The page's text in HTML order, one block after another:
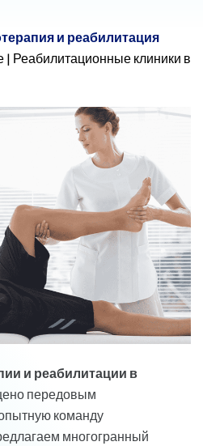
и реабилитация
Реабилитационные клиники в
и реабилитации в
передовым
команду
многогранный